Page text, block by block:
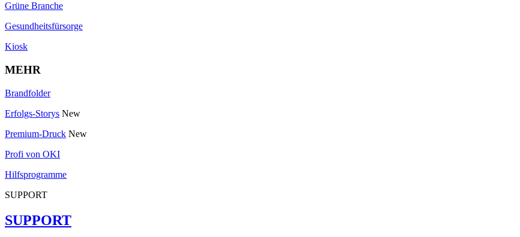
Grüne Branche
Gesundheitsfürsorge
Kiosk
MEHR
Brandfolder
Erfolgs-Storys New
Premium-Druck New
Profi von OKI
Hilfsprogramme
SUPPORT
SUPPORT